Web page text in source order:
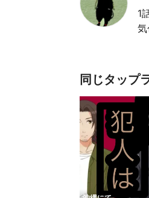
1
気
同じタップ